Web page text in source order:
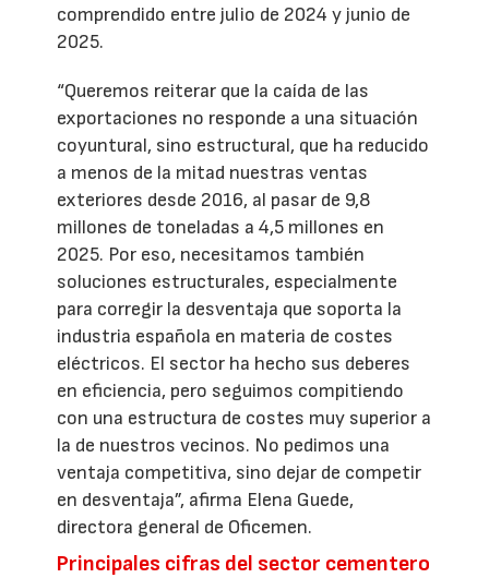
comprendido entre julio de 2024 y junio de
2025.
“Queremos reiterar que la caída de las
exportaciones no responde a una situación
coyuntural, sino estructural, que ha reducido
a menos de la mitad nuestras ventas
exteriores desde 2016, al pasar de 9,8
millones de toneladas a 4,5 millones en
2025. Por eso, necesitamos también
soluciones estructurales, especialmente
para corregir la desventaja que soporta la
industria española en materia de costes
eléctricos. El sector ha hecho sus deberes
en eficiencia, pero seguimos compitiendo
con una estructura de costes muy superior a
la de nuestros vecinos. No pedimos una
ventaja competitiva, sino dejar de competir
en desventaja”, afirma Elena Guede,
directora general de Oficemen.
Principales cifras del sector cementero